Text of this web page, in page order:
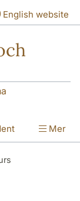
English website
Mer